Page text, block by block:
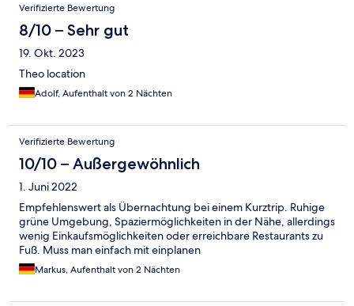
Verifizierte Bewertung
8/10 – Sehr gut
19. Okt. 2023
Theo location
Adolf, Aufenthalt von 2 Nächten
Verifizierte Bewertung
10/10 – Außergewöhnlich
1. Juni 2022
Empfehlenswert als Übernachtung bei einem Kurztrip. Ruhige
grüne Umgebung, Spaziermöglichkeiten in der Nähe, allerdings
wenig Einkaufsmöglichkeiten oder erreichbare Restaurants zu
Fuß. Muss man einfach mit einplanen
Markus, Aufenthalt von 2 Nächten